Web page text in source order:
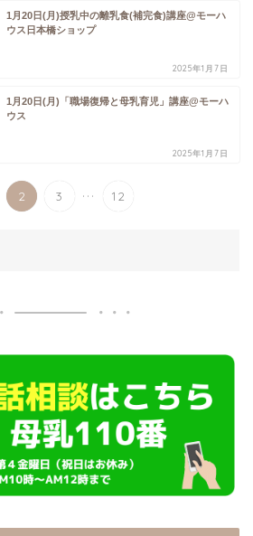
1月20日(月)授乳中の離乳食(補完食)講座@モーハ
ウス日本橋ショップ
2025年1月7日
1月20日(月)「職場復帰と母乳育児」講座@モーハ
ウス
2025年1月7日
2 3 ... 12